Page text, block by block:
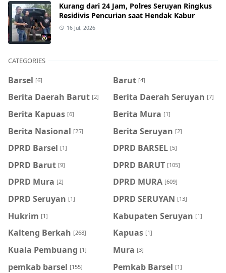
Kurang dari 24 Jam, Polres Seruyan Ringkus
Residivis Pencurian saat Hendak Kabur
16 Jul, 2026
CATEGORIES
Barsel [6] Barut [4]
Berita Daerah Barut [2] Berita Daerah Seruyan [7]
Berita Kapuas [6] Berita Mura [1]
Berita Nasional [25] Berita Seruyan [2]
DPRD Barsel [1] DPRD BARSEL [5]
DPRD Barut [9] DPRD BARUT [105]
DPRD Mura [2] DPRD MURA [609]
DPRD Seruyan [1] DPRD SERUYAN [13]
Hukrim [1] Kabupaten Seruyan [1]
Kalteng Berkah [268] Kapuas [1]
Kuala Pembuang [1] Mura [3]
pemkab barsel [155] Pemkab Barsel [1]